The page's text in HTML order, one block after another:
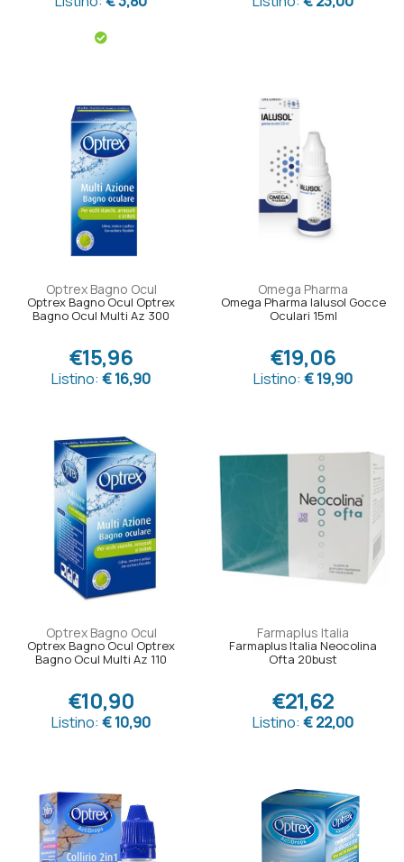
Optrex Bagno Ocul
Optrex Bagno Ocul Optrex
Bagno Ocul Multi Az 300
€15,96
Listino: € 16,90
Omega Pharma
Omega Pharma Ialusol Gocce
Oculari 15ml
€19,06
Listino: € 19,90
Optrex Bagno Ocul
Optrex Bagno Ocul Optrex
Bagno Ocul Multi Az 110
€10,90
Listino: € 10,90
Farmaplus Italia
Farmaplus Italia Neocolina
Ofta 20bust
€21,62
Listino: € 22,00